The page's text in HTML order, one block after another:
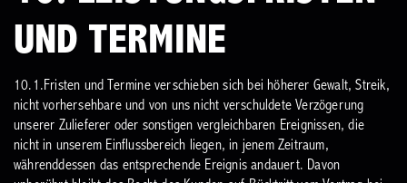
UND TERMINE
10.1.Fristen und Termine verschieben sich bei höherer Gewalt, Streik,
nicht vorhersehbare und von uns nicht verschuldete Verzögerung
unserer Zulieferer oder sonstigen vergleichbaren Ereignissen, die
nicht in unserem Einflussbereich liegen, in jenem Zeitraum,
währenddessen das entsprechende Ereignis andauert. Davon